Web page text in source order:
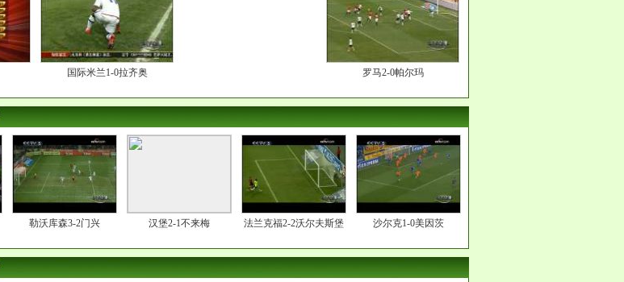
国际米兰1-0拉齐奥 罗马2-0帕尔玛
勒沃库森3-2门兴 汉堡2-1不来梅 法兰克福2-2沃尔夫斯堡 沙尔克1-0美因茨